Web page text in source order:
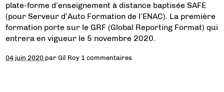
plate-forme d’enseignement à distance baptisée SAFE
(pour Serveur d’Auto Formation de l’ENAC). La première
formation porte sur le GRF (Global Reporting Format) qui
entrera en vigueur le 5 novembre 2020.
04 juin 2020 parGil Roy 1 commentaires